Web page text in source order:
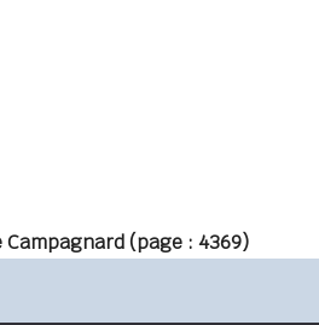
Campagnard(page : 4369)